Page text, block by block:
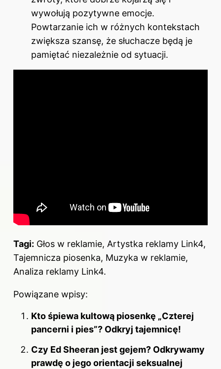
wywołują pozytywne emocje.
Powtarzanie ich w różnych kontekstach
zwiększa szansę, że słuchacze będą je
pamiętać niezależnie od sytuacji.
Tagi: Głos w reklamie, Artystka reklamy Link4,
Tajemnicza piosenka, Muzyka w reklamie,
Analiza reklamy Link4.
Powiązane wpisy:
Kto śpiewa kultową piosenkę „Czterej
pancerni i pies”? Odkryj tajemnicę!
Czy Ed Sheeran jest gejem? Odkrywamy
prawdę o jego orientacji seksualnej